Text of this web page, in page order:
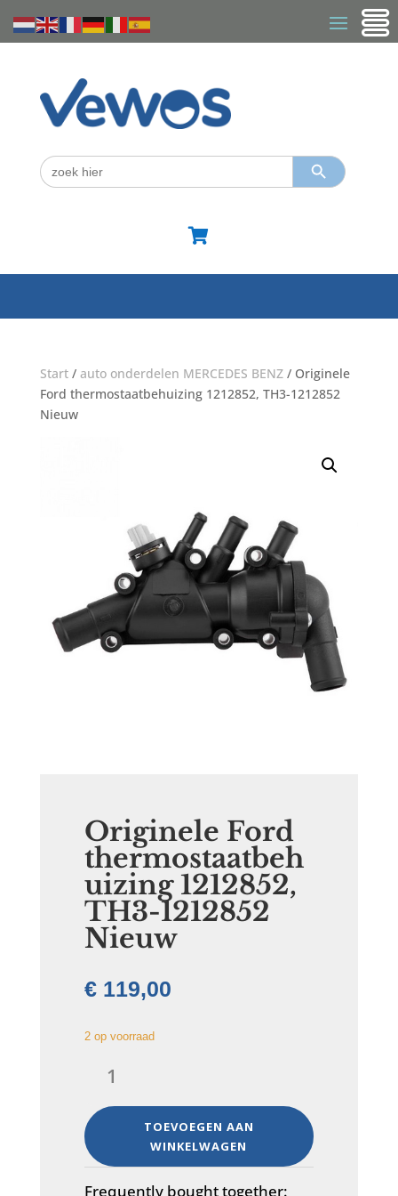
Zoek
naar:
Zoekknop

Start/ auto onderdelen MERCEDES BENZ/ Originele
Ford thermostaatbehuizing 1212852, TH3-1212852
Nieuw
Originele Ford
thermostaatbeh
uizing 1212852,
TH3-1212852
Nieuw
€119,00
2 op voorraad
Ford
1212852,
TH3-
1212852
TOEVOEGEN AAN
WINKELWAGEN
Frequently bought together: